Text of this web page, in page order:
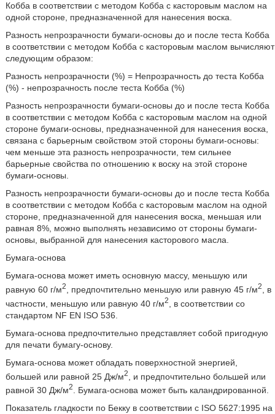
Кобба в соответствии с методом Кобба с касторовым маслом на
одной стороне, предназначенной для нанесения воска.
Разность непрозрачности бумаги-основы до и после теста Кобба
в соответствии с методом Кобба с касторовым маслом вычисляют
следующим образом:
Разность непрозрачности (%) = Непрозрачность до теста Кобба
(%) - непрозрачность после теста Кобба (%)
Разность непрозрачности бумаги-основы до и после теста Кобба
в соответствии с методом Кобба с касторовым маслом на одной
стороне бумаги-основы, предназначенной для нанесения воска,
связана с барьерным свойством этой стороны бумаги-основы:
чем меньше эта разность непрозрачности, тем сильнее
барьерные свойства по отношению к воску на этой стороне
бумаги-основы.
Разность непрозрачности бумаги-основы до и после теста Кобба
в соответствии с методом Кобба с касторовым маслом на одной
стороне, предназначенной для нанесения воска, меньшая или
равная 8%, можно выполнять независимо от стороны бумаги-
основы, выбранной для нанесения касторового масла.
Бумага-основа
Бумага-основа может иметь основную массу, меньшую или
равную 60 г/м2 , предпочтительно меньшую или равную 45 г/м2
, в
частности, меньшую или равную 40 г/м2
, в соответствии со
стандартом NF EN ISO 536.
Бумага-основа предпочтительно представляет собой пригодную
для печати бумагу-основу.
Бумага-основа может обладать поверхностной энергией,
большей или равной 25 Дж/м2
, и предпочтительно большей или
равной 30 Дж/м2
. Бумага-основа может быть каландрированной.
Показатель гладкости по Бекку в соответствии с ISO 5627:1995 на